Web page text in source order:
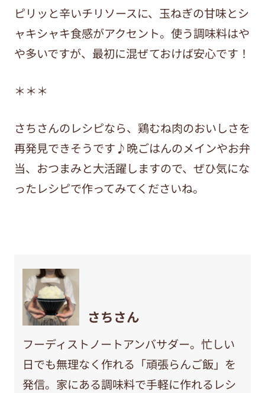
ピリッと辛いチリソースに、玉ねぎの甘味とシ
ャキシャキ食感がアクセント。使う調味料はや
や多いですが、最初に混ぜておけば安心です！
＊＊＊
さちさんのレシピなら、鶏むね肉のおいしさを
再発見できそうです♪晩ごはんのメインやお弁
当、おつまみと大活躍しますので、ぜひ気にな
ったレシピで作ってみてくださいね。
さちさん
フーディストノートアンバサダー。忙しい
日でも無理なく作れる「頑張らんご飯」を
発信。家にある調味料で手軽に作れるレシ